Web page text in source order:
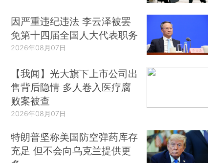
因严重违纪违法 李云泽被罢
免第十四届全国人大代表职务
2026年08月07日
【我闻】光大旗下上市公司出
售背后隐情 多人卷入医疗腐
败案被查
2026年08月07日
特朗普坚称美国防空弹药库存
充足 但不会向乌克兰提供更